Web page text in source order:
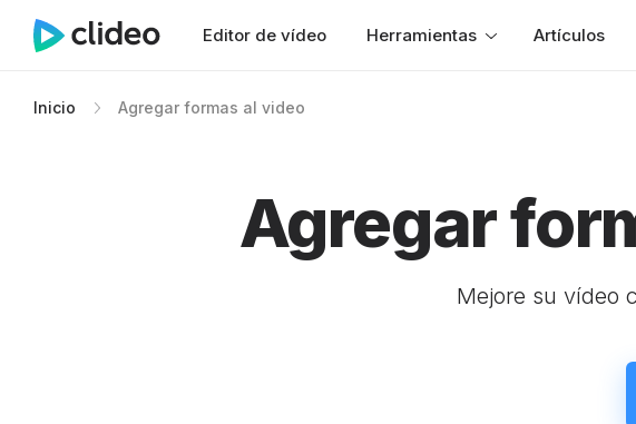
Editor de vídeo Herramientas Artículos
Inicio Agregar formas al video
Agregar
Mejore su vídeo